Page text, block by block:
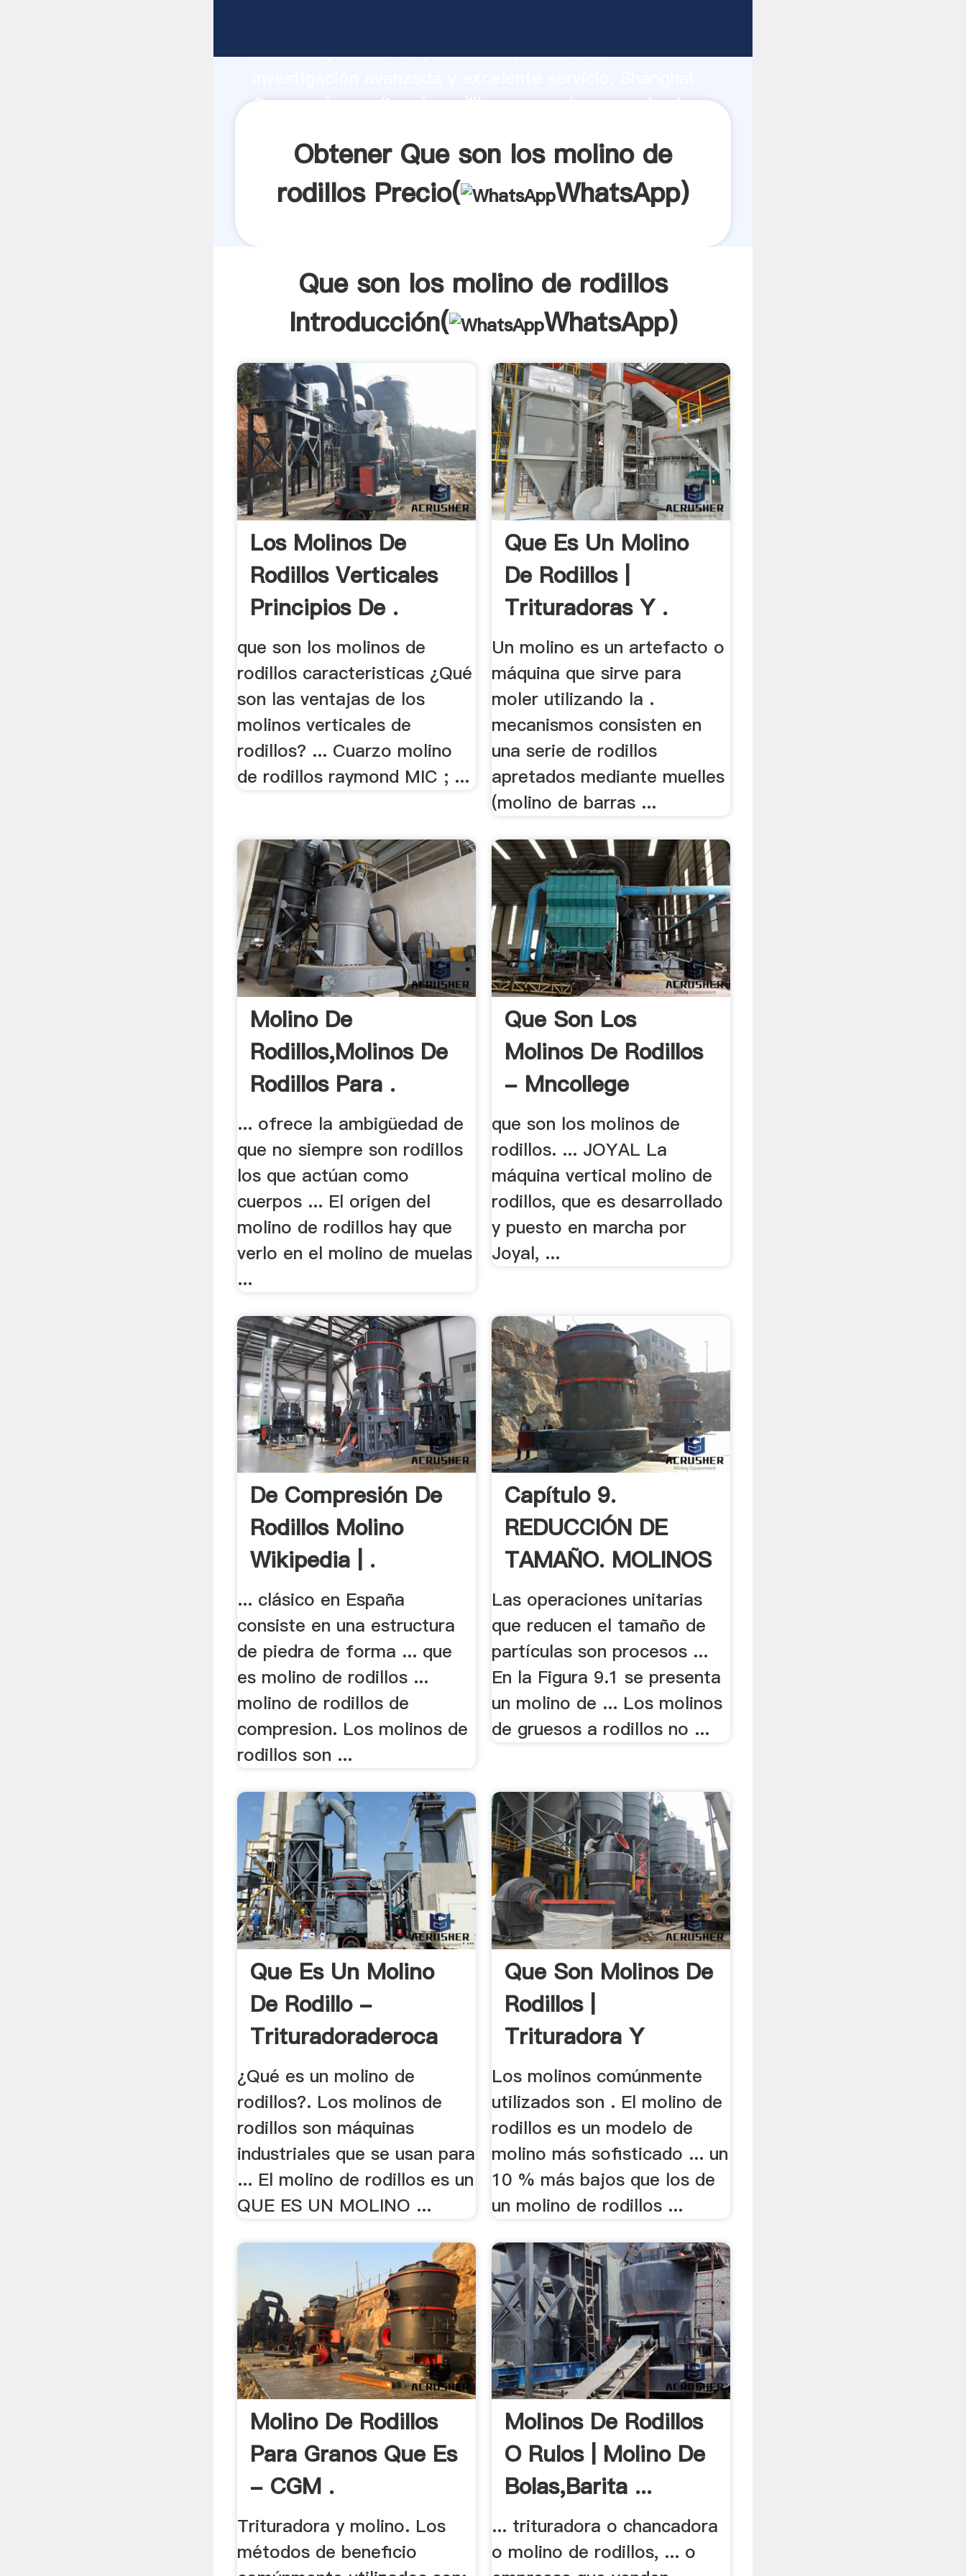
fuerte capacidad de producción, fuerza de
Que son los molino de rodillos proveedor crea el valor y
Obtener Que son los molino de
rodillos Precio(
WhatsApp)
Que son los molino de rodillos
Introducción(
WhatsApp)
Los Molinos De
Rodillos Verticales
Principios De .
que son los molinos de
rodillos caracteristicas ¿Qué
son las ventajas de los
molinos verticales de
rodillos? ... Cuarzo molino
de rodillos raymond MIC ; ...
Que Es Un Molino
De Rodillos |
Trituradoras Y .
Un molino es un artefacto o
máquina que sirve para
moler utilizando la .
mecanismos consisten en
una serie de rodillos
apretados mediante muelles
(molino de barras ...
Molino De
Rodillos,Molinos De
Rodillos Para .
... ofrece la ambigüedad de
que no siempre son rodillos
los que actúan como
cuerpos ... El origen del
molino de rodillos hay que
verlo en el molino de muelas
...
Que Son Los
Molinos De Rodillos
- Mncollege
que son los molinos de
rodillos. ... JOYAL La
máquina vertical molino de
rodillos, que es desarrollado
y puesto en marcha por
Joyal, ...
De Compresión De
Rodillos Molino
Wikipedia | .
... clásico en España
consiste en una estructura
de piedra de forma ... que
es molino de rodillos ...
molino de rodillos de
compresion. Los molinos de
rodillos son ...
Capítulo 9.
REDUCCIÓN DE
TAMAÑO. MOLINOS
9.1. .
Las operaciones unitarias
que reducen el tamaño de
partículas son procesos ...
En la Figura 9.1 se presenta
un molino de ... Los molinos
de gruesos a rodillos no ...
Que Es Un Molino
De Rodillo -
Trituradoraderoca
¿Qué es un molino de
rodillos?. Los molinos de
rodillos son máquinas
industriales que se usan para
... El molino de rodillos es un
QUE ES UN MOLINO ...
Que Son Molinos De
Rodillos |
Trituradora Y
Molinos
Los molinos comúnmente
utilizados son . El molino de
rodillos es un modelo de
molino más sofisticado ... un
10 % más bajos que los de
un molino de rodillos ...
Molino De Rodillos
Para Granos Que Es
- CGM .
Trituradora y molino. Los
métodos de beneficio
Molinos De Rodillos
O Rulos | Molino De
Bolas,Barita ...
... trituradora o chancadora
o molino de rodillos, ... o